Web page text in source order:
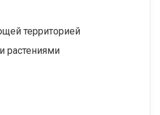
территорией
растениями